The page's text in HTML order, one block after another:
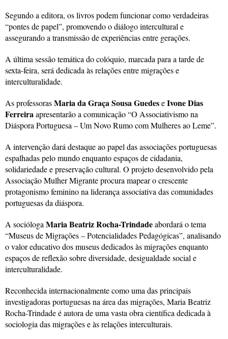
Segundo a editora, os livros podem funcionar como verdadeiras
“pontes de papel”, promovendo o diálogo intercultural e
assegurando a transmissão de experiências entre gerações.
A última sessão temática do colóquio, marcada para a tarde de
sexta-feira, será dedicada às relações entre migrações e
interculturalidade.
As professorasMaria da Graça Sousa GuedeseIvone Dias
Ferreiraapresentarão a comunicação “O Associativismo na
Diáspora Portuguesa – Um Novo Rumo com Mulheres ao Leme”.
A intervenção dará destaque ao papel das associações portuguesas
espalhadas pelo mundo enquanto espaços de cidadania,
solidariedade e preservação cultural. O projeto desenvolvido pela
Associação Mulher Migrante procura mapear o crescente
protagonismo feminino na liderança associativa das comunidades
portuguesas da diáspora.
A socióloga Maria Beatriz Rocha-Trindadeabordará o tema
“Museus de Migrações – Potencialidades Pedagógicas”, analisando
o valor educativo dos museus dedicados às migrações enquanto
espaços de reflexão sobre diversidade, desigualdade social e
interculturalidade.
Reconhecida internacionalmente como uma das principais
investigadoras portuguesas na área das migrações, Maria Beatriz
Rocha-Trindade é autora de uma vasta obra científica dedicada à
sociologia das migrações e às relações interculturais.